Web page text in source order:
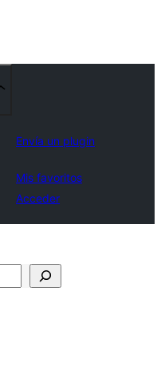
Envía un plugin
Mis favoritos
Acceder